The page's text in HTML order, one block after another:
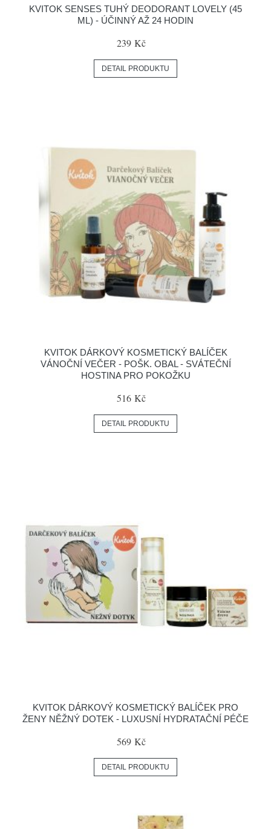
KVITOK SENSES TUHÝ DEODORANT LOVELY (45
ML) - ÚČINNÝ AŽ 24 HODIN
239 Kč
DETAIL PRODUKTU
KVITOK DÁRKOVÝ KOSMETICKÝ BALÍČEK
VÁNOČNÍ VEČER - POŠK. OBAL - SVÁTEČNÍ
HOSTINA PRO POKOŽKU
516 Kč
DETAIL PRODUKTU
KVITOK DÁRKOVÝ KOSMETICKÝ BALÍČEK PRO
ŽENY NĚŽNÝ DOTEK - LUXUSNÍ HYDRATAČNÍ PÉČE
569 Kč
DETAIL PRODUKTU